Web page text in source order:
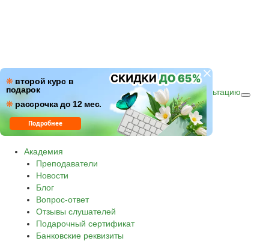
❋ второй курс в
подарок
❋ рассрочка до 12 мес.
Подробнее 8 800 500-30-45
ПН–ПТ: c 09:00 до 18:00
СБ–ВС: с 10:00 до 16:00 по (МСК)
Звонок по России бесплатный.
Получить консультацию
Академия
Преподаватели
Новости
Блог
Вопрос-ответ
Отзывы слушателей
Подарочный сертификат
Банковские реквизиты